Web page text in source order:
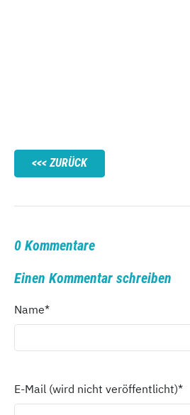
ZURÜCK
0 Kommentare
Einen Kommentar schreiben
Name*
E-Mail (wird nicht veröffentlicht)*